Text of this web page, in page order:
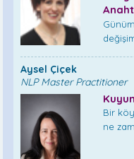
Aysel Çiçek
NLP Master Practitioner
Bir
ne